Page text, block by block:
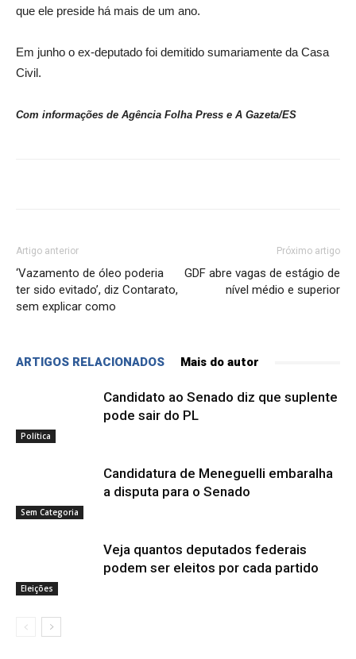
que ele preside há mais de um ano.
Em junho o ex-deputado foi demitido sumariamente da Casa
Civil.
Com informações de Agência Folha Press e A Gazeta/ES
Artigo anterior
‘Vazamento de óleo poderia
ter sido evitado’, diz Contarato,
sem explicar como
Próximo artigo
GDF abre vagas de estágio de
nível médio e superior
ARTIGOS RELACIONADOS Mais do autor
Política
Candidato ao Senado diz que suplente
pode sair do PL
Sem Categoria
Candidatura de Meneguelli embaralha
a disputa para o Senado
Eleições
Veja quantos deputados federais
podem ser eleitos por cada partido